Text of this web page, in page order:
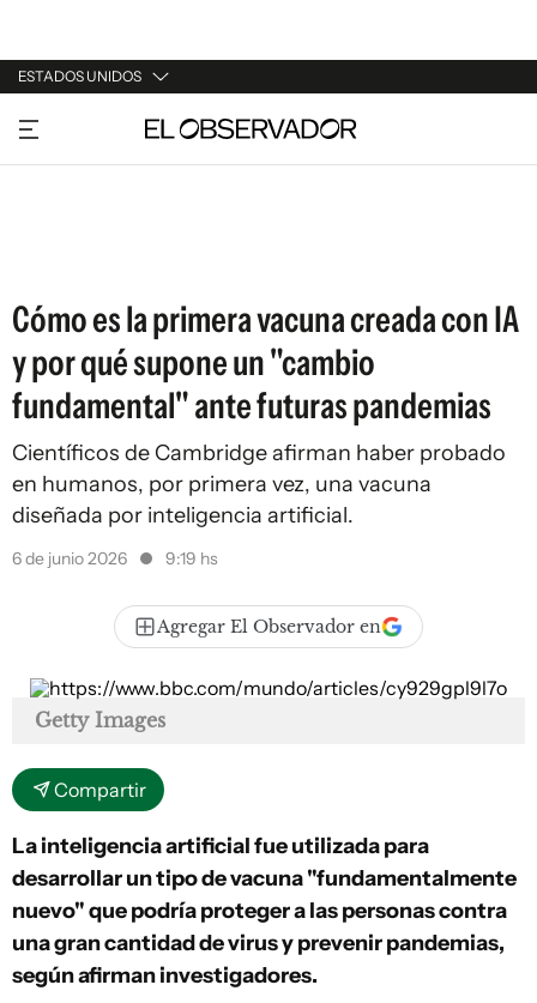
ESTADOS UNIDOS
URUGUAY
ARGENTINA
Cómo es la primera vacuna creada con IA
y por qué supone un "cambio
fundamental" ante futuras pandemias
Científicos de Cambridge afirman haber probado
en humanos, por primera vez, una vacuna
diseñada por inteligencia artificial.
6 de junio 2026 9:19 hs
Agregar El Observador en
Getty Images
Compartir
La inteligencia artificial fue utilizada para
desarrollar un tipo de vacuna "fundamentalmente
nuevo" que podría proteger a las personas contra
una gran cantidad de virus y prevenir pandemias,
según afirman investigadores.